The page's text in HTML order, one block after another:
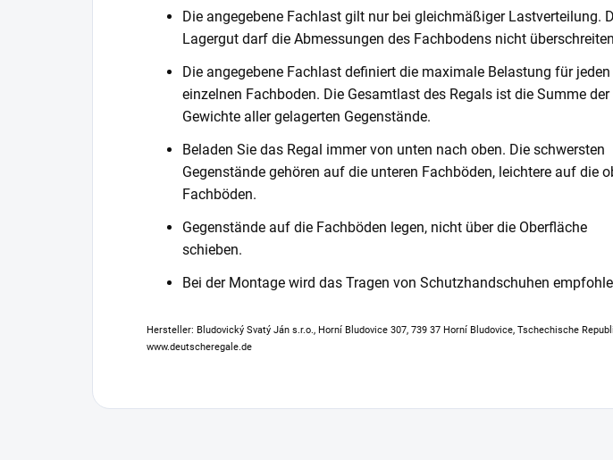
Die angegebene Fachlast gilt nur bei gleichmäßiger Lastverteilung.
Lagergut darf die Abmessungen des Fachbodens nicht
Die angegebene Fachlast definiert die maximale Belastung für jeden
einzelnen Fachboden. Die Gesamtlast des Regals ist die Summe der
Gewichte aller gelagerten Gegenstände.
Beladen Sie das Regal immer von unten nach oben. Die schwersten
Gegenstände gehören auf die unteren Fachböden, leichtere auf die
Fachböden.
Gegenstände auf die Fachböden legen, nicht über die Oberfläche
schieben.
Bei der Montage wird das Tragen von Schutzhandschuhen
Hersteller: Bludovický Svatý Ján s.r.o., Horní Bludovice 307, 739 37 Horní Bludovice, Tschechische
www.deutscheregale.de